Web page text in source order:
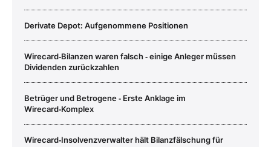
Derivate Depot: Aufgenommene Positionen
Wirecard‑Bilanzen waren falsch ‑ einige Anleger müssen
Dividenden zurückzahlen
Betrüger und Betrogene ‑ Erste Anklage im
Wirecard‑Komplex
Wirecard‑Insolvenzverwalter hält Bilanzfälschung für